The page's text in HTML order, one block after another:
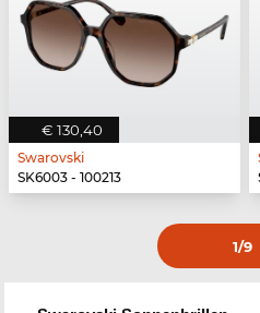
€ 130,40
Swarovski
SK6003 - 100213
1/9